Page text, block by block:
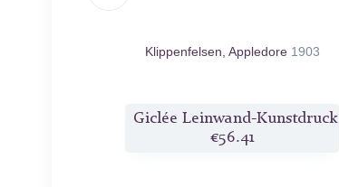
Klippenfelsen, Appledore 1903
Giclée Leinwand-Kunstdruck
€56.41